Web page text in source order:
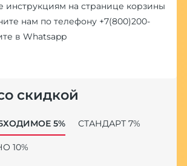
инструкциям на странице корзины
нам по телефону +7(800)200-
в Whatsapp
скидкой
5% СТАНДАРТ 7%
10%